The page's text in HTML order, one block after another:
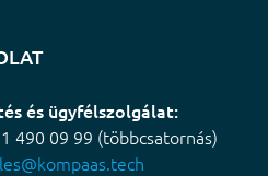
és ügyfélszolgálat:
490 09 99 (többcsatornás)